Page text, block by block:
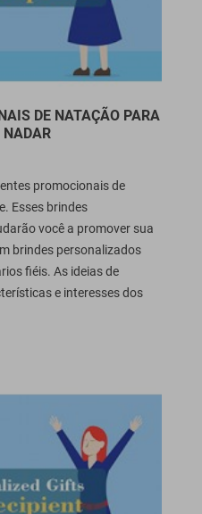
DE NATAÇÃO PARA
NADAR
promocionais de
Esses brindes
você a promover sua
brindes personalizados
fiéis. As ideias de
e interesses dos